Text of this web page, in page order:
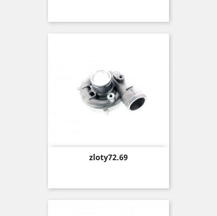
Price
zloty72.69